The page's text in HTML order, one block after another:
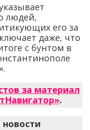
людей,
его за
даже, что
с бунтом в
за материал
.